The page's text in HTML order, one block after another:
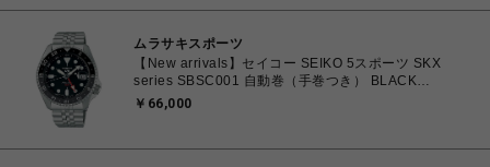
ムラサキスポーツ
【New arrivals】セイコー SEIKO 5スポーツ SKX
series SBSC001 自動巻（手巻つき） BLACK
4954628462381 腕時計 国内正規品 【送料無料 北海
￥66,000